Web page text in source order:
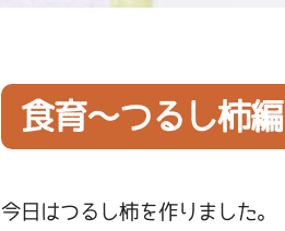
食育～つるし柿
今日はつるし柿を作りました。